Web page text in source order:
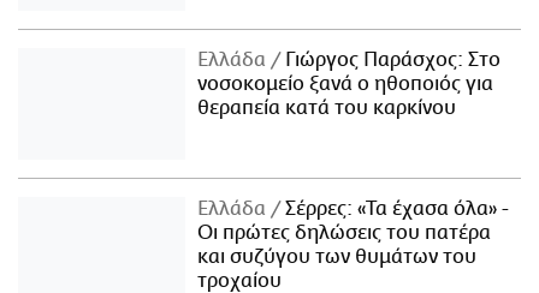
Ελλάδα
Γιώργος Παράσχος: Στο
νοσοκομείο ξανά ο ηθοποιός για
θεραπεία κατά του καρκίνου
Ελλάδα
Σέρρες: «Τα έχασα όλα» -
Οι πρώτες δηλώσεις του πατέρα
και συζύγου των θυμάτων του
τροχαίου